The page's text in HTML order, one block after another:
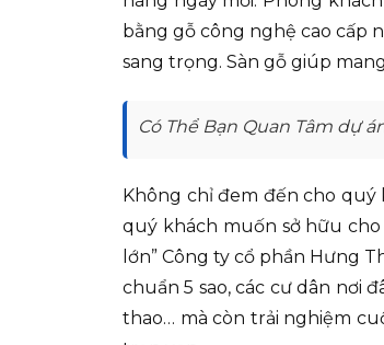
bằng gỗ công nghệ cao cấp
sang trọng. Sàn gỗ giúp
Có Thể Bạn Quan Tâm dự
Không chỉ đem đến cho quý
quý khách muốn sở hữu cho
lớn” Công ty cổ phần Hưng
chuẩn 5 sao, các cư dân nơi
thao… mà còn trải nghiệm